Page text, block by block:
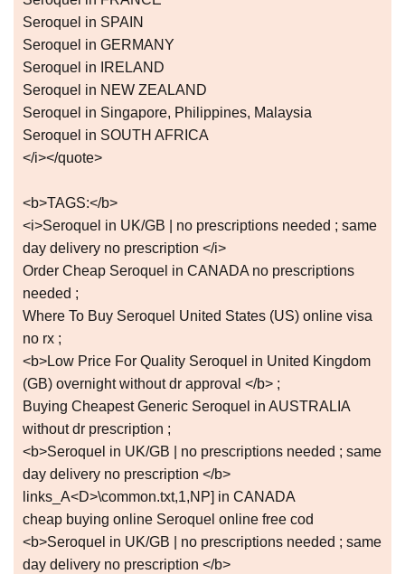
Seroquel in SPAIN
Seroquel in GERMANY
Seroquel in IRELAND
Seroquel in NEW ZEALAND
Seroquel in Singapore, Philippines, Malaysia
Seroquel in SOUTH AFRICA
</i></quote>
<b>TAGS:</b>
<i>Seroquel in UK/GB | no prescriptions needed ; same
day delivery no prescription </i>
Order Cheap Seroquel in CANADA no prescriptions
needed ;
Where To Buy Seroquel United States (US) online visa
no rx ;
<b>Low Price For Quality Seroquel in United Kingdom
(GB) overnight without dr approval </b> ;
Buying Cheapest Generic Seroquel in AUSTRALIA
without dr prescription ;
<b>Seroquel in UK/GB | no prescriptions needed ; same
day delivery no prescription </b>
links_A<D>\common.txt,1,NP] in CANADA
cheap buying online Seroquel online free cod
<b>Seroquel in UK/GB | no prescriptions needed ; same
day delivery no prescription </b>